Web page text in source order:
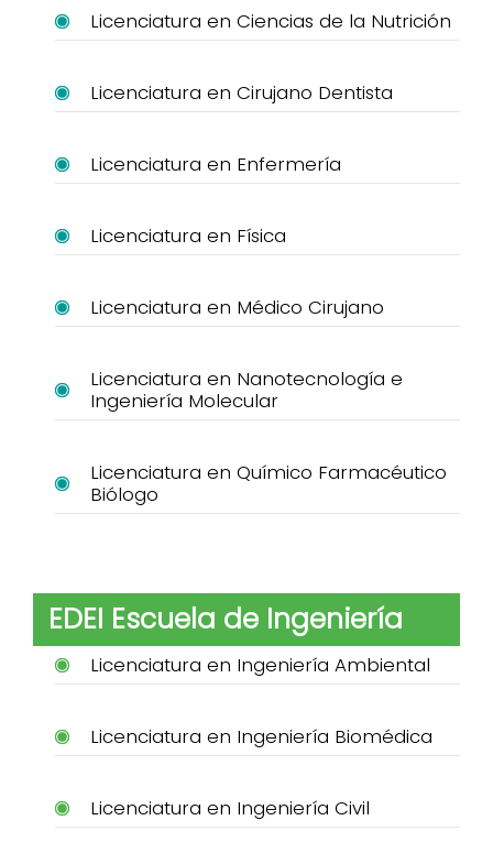
Licenciatura en Ciencias de la Nutrición
Licenciatura en Cirujano Dentista
Licenciatura en Enfermería
Licenciatura en Física
Licenciatura en Médico Cirujano
Licenciatura en Nanotecnología e
Ingeniería Molecular
Licenciatura en Químico Farmacéutico
Biólogo
EDEI Escuela de Ingeniería
Licenciatura en Ingeniería Ambiental
Licenciatura en Ingeniería Biomédica
Licenciatura en Ingeniería Civil